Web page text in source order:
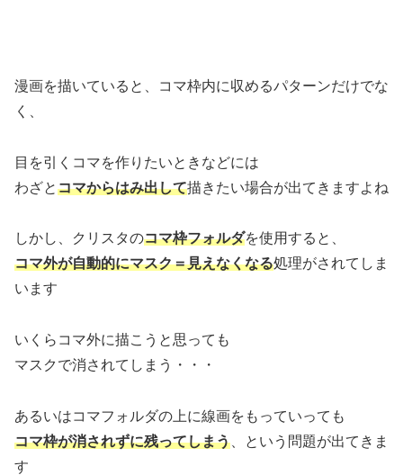
漫画を描いていると、コマ枠内に収めるパターンだけでな
く、
目を引くコマを作りたいときなどには
わざとコマからはみ出して描きたい場合が出てきますよね
しかし、クリスタのコマ枠フォルダを使用すると、
コマ外が自動的にマスク＝見えなくなる処理がされてしま
います
いくらコマ外に描こうと思っても
マスクで消されてしまう・・・
あるいはコマフォルダの上に線画をもっていっても
コマ枠が消されずに残ってしまう 、という問題が出てきま
す